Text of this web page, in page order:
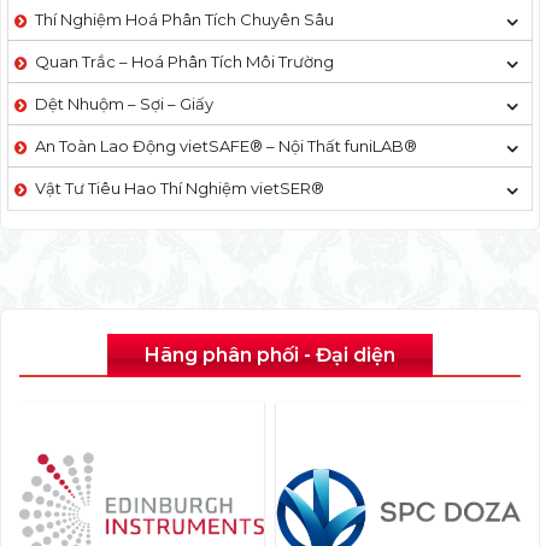
Thí Nghiệm Hoá Phân Tích Chuyên Sâu
Quan Trắc – Hoá Phân Tích Môi Trường
Dệt Nhuộm – Sợi – Giấy
An Toàn Lao Động vietSAFE® – Nội Thất funiLAB®
Vật Tư Tiêu Hao Thí Nghiệm vietSER®
Hãng phân phối - Đại diện